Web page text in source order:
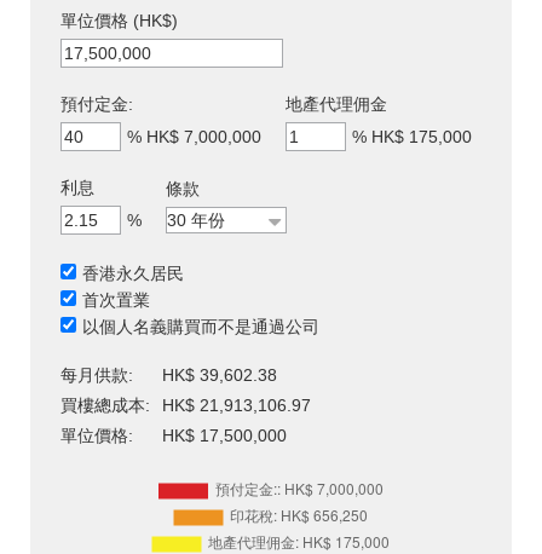
單位價格 (HK$)
預付定金:
% HK$ 7,000,000
地產代理佣金
% HK$ 175,000
利息
%
條款
香港永久居民
首次置業
以個人名義購買而不是通過公司
每月供款:
HK$ 39,602.38
買樓總成本:
HK$ 21,913,106.97
單位價格:
HK$ 17,500,000